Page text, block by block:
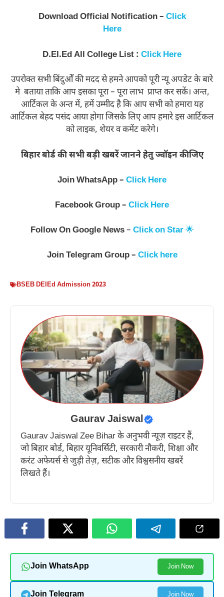
Download Official Notification – Click
Here
D.El.Ed All College List : Click Here
उपरोक्त सभी बिंदुओँ की मदद से हमने आपको पूरी न्यू अपडेट के बारे
मे बताया ताकि आप इसका पूरा – पूरा लाभ प्राप्त कर सकें। अन्त,
आर्टिकल के अन्त में, हमें उम्मीद है कि आप सभी को हमारा यह
आर्टिकल बेहद पसंद आया होगा जिसके लिए आप हमारे इस आर्टिकल
को लाइक, शेयर व कमेंट करेगे।
बिहार बोर्ड की सभी बड़ी खबरें जानने हेतु ज्वॉइन कीजिए
Join WhatsApp – Click Here
Facebook Group – Click Here
Follow On Google News– Click on Star🌟
Join Telegram Group – Click here
BSEB DElEd Admission 2023
Gaurav Jaiswal
Gaurav Jaiswal Zee Bihar के अनुभवी न्यूज़ राइटर हैं,
जो बिहार बोर्ड, बिहार यूनिवर्सिटी, सरकारी नौकरी, शिक्षा और
करंट अफेयर्स से जुड़ी तेज़, सटीक और विश्वसनीय खबरें
लिखते हैं।
Join WhatsApp Join Now
Join Telegram Join Now